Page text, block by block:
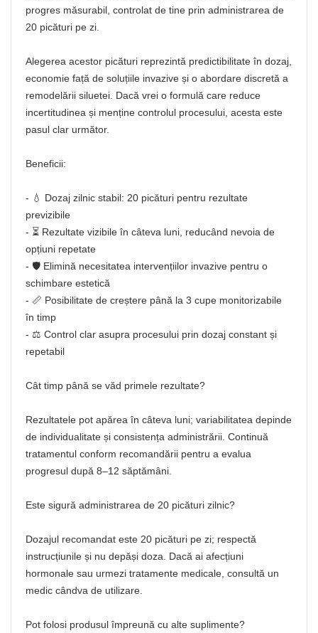
progres măsurabil, controlat de tine prin administrarea de
20 picături pe zi.
Alegerea acestor picături reprezintă predictibilitate în dozaj,
economie față de soluțiile invazive și o abordare discretă a
remodelării siluetei. Dacă vrei o formulă care reduce
incertitudinea și menține controlul procesului, acesta este
pasul clar următor.
Beneficii:
- 💧 Dozaj zilnic stabil: 20 picături pentru rezultate
previzibile
- ⏳ Rezultate vizibile în câteva luni, reducând nevoia de
opțiuni repetate
- 🛡️ Elimină necesitatea intervențiilor invazive pentru o
schimbare estetică
- 📏 Posibilitate de creștere până la 3 cupe monitorizabile
în timp
- ⚖️ Control clar asupra procesului prin dozaj constant și
repetabil
Cât timp până se văd primele rezultate?
Rezultatele pot apărea în câteva luni; variabilitatea depinde
de individualitate și consistența administrării. Continuă
tratamentul conform recomandării pentru a evalua
progresul după 8–12 săptămâni.
Este sigură administrarea de 20 picături zilnic?
Dozajul recomandat este 20 picături pe zi; respectă
instrucțiunile și nu depăși doza. Dacă ai afecțiuni
hormonale sau urmezi tratamente medicale, consultă un
medic cândva de utilizare.
Pot folosi produsul împreună cu alte suplimente?